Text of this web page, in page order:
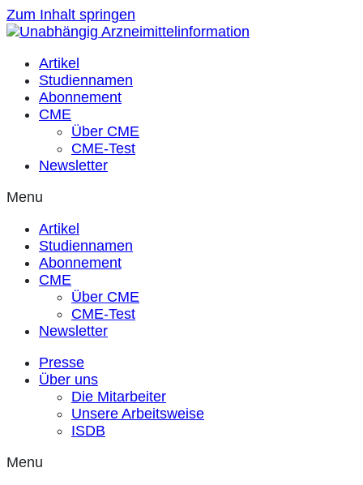
Zum Inhalt springen
Artikel
Studiennamen
Abonnement
CME
Über CME
CME-Test
Newsletter
Menu
Artikel
Studiennamen
Abonnement
CME
Über CME
CME-Test
Newsletter
Presse
Über uns
Die Mitarbeiter
Unsere Arbeitsweise
ISDB
Menu